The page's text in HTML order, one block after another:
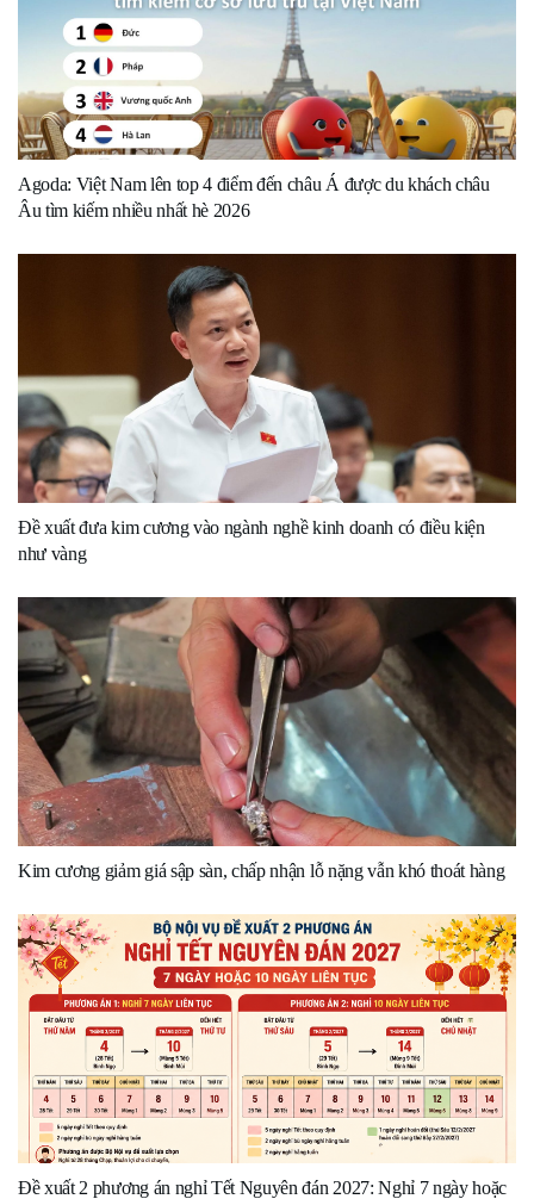
Agoda: Việt Nam lên top 4 điểm đến châu Á được du khách châu
Âu tìm kiếm nhiều nhất hè 2026
Đề xuất đưa kim cương vào ngành nghề kinh doanh có điều kiện
như vàng
Kim cương giảm giá sập sàn, chấp nhận lỗ nặng vẫn khó thoát hàng
Đề xuất 2 phương án nghỉ Tết Nguyên đán 2027: Nghỉ 7 ngày hoặc